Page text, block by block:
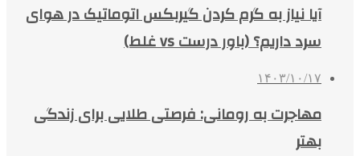
آیا نیاز به گرم کردن گیربکس اتوماتیک در هوای
سرد داریم؟ (باور درست vs غلط)
۱۴۰۳/۱۰/۱۷
مهاجرت به رومانی: فرصتی طلایی برای زندگی
بهتر